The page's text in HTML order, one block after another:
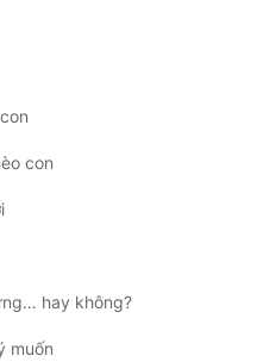
con
hay không?
muốn